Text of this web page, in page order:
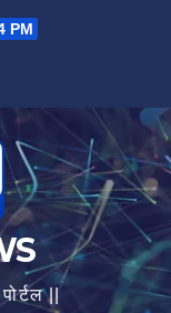
PM
||